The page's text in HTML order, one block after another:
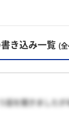
する
知ろう！業界
き込み一覧 (
話を聞きました